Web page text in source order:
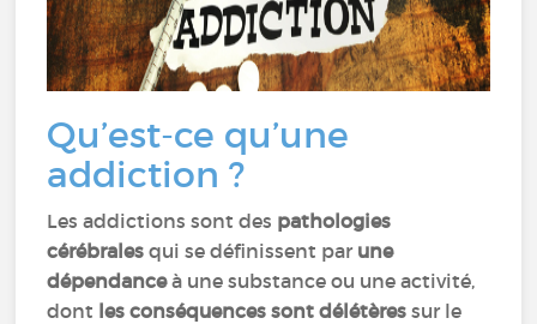
Qu’est-ce qu’une
addiction ?
Les addictions sont des pathologies
cérébrales qui se définissent par une
dépendanceà une substance ou une activité,
dont les conséquences sont délétères sur le